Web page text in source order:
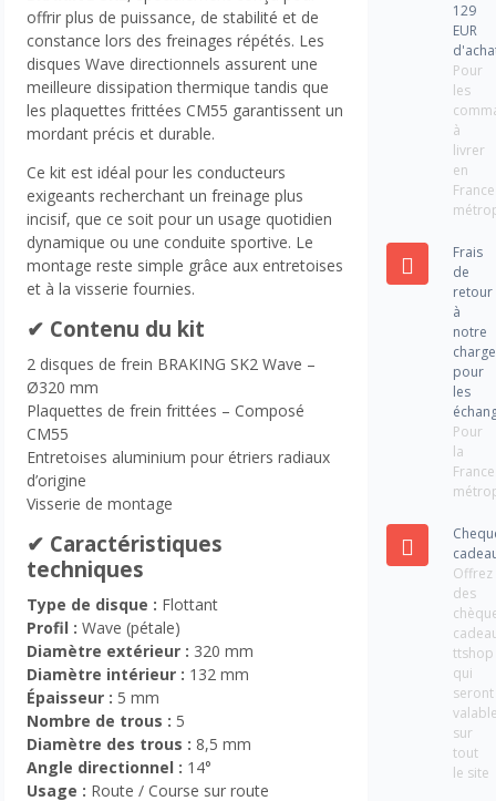
offrir plus de puissance, de stabilité et de
constance lors des freinages répétés. Les
disques Wave directionnels assurent une
meilleure dissipation thermique tandis que
les plaquettes frittées CM55 garantissent un
mordant précis et durable.
Ce kit est idéal pour les conducteurs
exigeants recherchant un freinage plus
incisif, que ce soit pour un usage quotidien
dynamique ou une conduite sportive. Le
montage reste simple grâce aux entretoises
et à la visserie fournies.
✔ Contenu du kit
2 disques de frein BRAKING SK2 Wave –
Ø320 mm
Plaquettes de frein frittées – Composé
CM55
Entretoises aluminium pour étriers radiaux
d’origine
Visserie de montage
✔ Caractéristiques
techniques
Type de disque : Flottant
Profil : Wave (pétale)
Diamètre extérieur : 320 mm
Diamètre intérieur : 132 mm
Épaisseur : 5 mm
Nombre de trous : 5
Diamètre des trous : 8,5 mm
Angle directionnel : 14°
Usage : Route / Course sur route
129
EUR
Pour
les
à
livrer
en
France
Frais
de
retour
à
notre
charge
pour
les
Pour
la
France
Offrez
des
ttshop
qui
seront
sur
tout
le site